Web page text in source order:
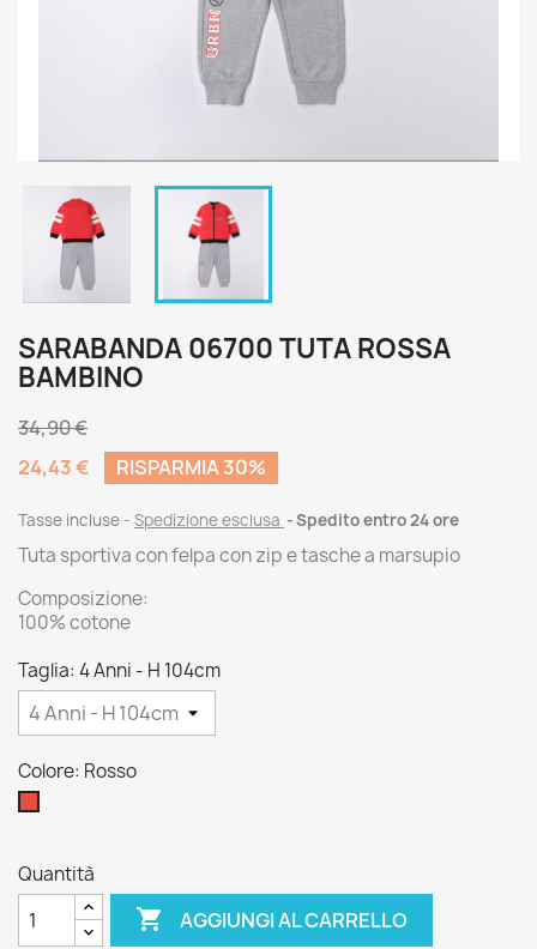
SARABANDA 06700 TUTA ROSSA
BAMBINO
34,90 €
24,43 €
RISPARMIA 30%
Tasse incluse Spedizione esclusa Spedito entro 24 ore
Tuta sportiva con felpa con zip e tasche a marsupio
Composizione:
100% cotone
Taglia: 4 Anni - H 104cm
Colore: Rosso
Quantità
 AGGIUNGI AL CARRELLO